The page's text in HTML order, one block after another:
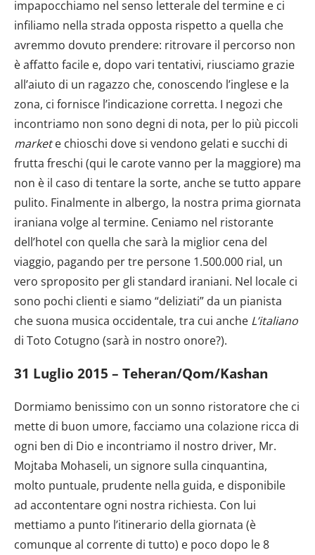
Utilizziamo i cookie per personalizzare contenuti ed
annunci, per fornire funzionalità dei social media e per
analizzare il nostro traffico. Condividiamo inoltre
informazioni sul modo in cui utilizzi il nostro sito con i
nostri partner che si occupano di analisi dei dati web,
pubblicità e social media, i quali potrebbero combinarle
con altre informazioni che hai fornito loro o che hanno
raccolto dal tuo utilizzo dei loro servizi.
impapocchiamo nel senso letterale del termine e ci
infiliamo nella strada opposta rispetto a quella che
avremmo dovuto prendere: ritrovare il percorso non
è affatto facile e, dopo vari tentativi, riusciamo grazie
all’aiuto di un ragazzo che, conoscendo l’inglese e la
zona, ci fornisce l’indicazione corretta. I negozi che
incontriamo non sono degni di nota, per lo più piccoli
markete chioschi dove si vendono gelati e succhi di
frutta freschi (qui le carote vanno per la maggiore) ma
non è il caso di tentare la sorte, anche se tutto appare
pulito. Finalmente in albergo, la nostra prima giornata
iraniana volge al termine. Ceniamo nel ristorante
dell’hotel con quella che sarà la miglior cena del
viaggio, pagando per tre persone 1.500.000 rial, un
vero sproposito per gli standard iraniani. Nel locale ci
sono pochi clienti e siamo “deliziati” da un pianista
che suona musica occidentale, tra cui anche L’italiano
di Toto Cotugno (sarà in nostro onore?).
31 Luglio 2015 – Teheran/Qom/Kashan
Dormiamo benissimo con un sonno ristoratore che ci
mette di buon umore, facciamo una colazione ricca di
ogni ben di Dio e incontriamo il nostro driver, Mr.
Mojtaba Mohaseli, un signore sulla cinquantina,
molto puntuale, prudente nella guida, e disponibile
ad accontentare ogni nostra richiesta. Con lui
mettiamo a punto l’itinerario della giornata (è
comunque al corrente di tutto) e poco dopo le 8